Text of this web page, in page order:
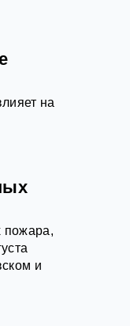
на
пожара,
и